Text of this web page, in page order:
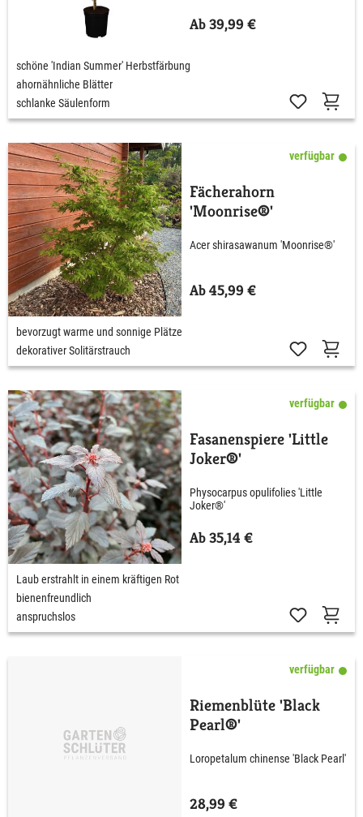
Ab 39,99 €
schöne 'Indian Summer' Herbstfärbung
ahornähnliche Blätter
schlanke Säulenform
verfügbar
Fächerahorn
'Moonrise®'
Acer shirasawanum 'Moonrise®'
Ab 45,99 €
bevorzugt warme und sonnige Plätze
dekorativer Solitärstrauch
verfügbar
Fasanenspiere 'Little
Joker®'
Physocarpus opulifolies 'Little
Joker®'
Ab 35,14 €
Laub erstrahlt in einem kräftigen Rot
bienenfreundlich
anspruchslos
verfügbar
Riemenblüte 'Black
Pearl®'
Loropetalum chinense 'Black Pearl'
28,99 €